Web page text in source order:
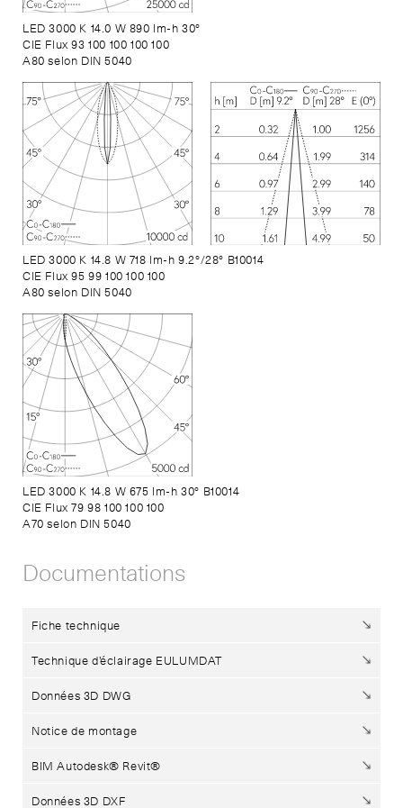
LED 3000 K 14.0 W 890 lm-h 30°
CIE Flux 93 100 100 100 100
A80 selon DIN 5040
LED 3000 K 14.8 W 718 lm-h 9.2°/28° B10014
CIE Flux 95 99 100 100 100
A80 selon DIN 5040
LED 3000 K 14.8 W 675 lm-h 30° B10014
CIE Flux 79 98 100 100 100
A70 selon DIN 5040
Documentations
Fiche technique
Technique d’éclairage EULUMDAT
Données 3D DWG
Notice de montage
BIM Autodesk® Revit®
Données 3D DXF